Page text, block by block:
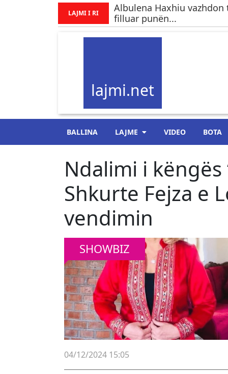
LAJMI I RI
Albulena Haxhiu
filluar punën...
lajmi.net
BALLINA LAJME VIDEO BOTA
Ndalimi i këngës
Shkurte Fejza e
vendimin
SHOWBIZ
04/12/2024 15:05